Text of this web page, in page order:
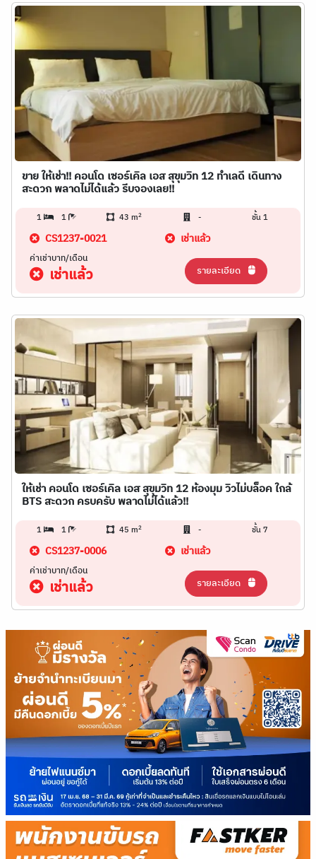
ขาย ให้เช่า!! คอนโด เซอร์เคิล เอส สุขุมวิท 12 ทำเลดี เดินทาง
สะดวก พลาดไม่ได้แล้ว รีบจองเลย!!
1 1 43 m2 - ชั้น 1
CS1237-0021 เช่าแล้ว
ค่าเช่าบาท/เดือน
เช่าแล้ว รายละเอียด
ให้เช่า คอนโด เซอร์เคิล เอส สุขุมวิท 12 ห้องมุม วิวไม่บล็อค ใกล้
BTS สะดวก ครบครับ พลาดไม่ได้แล้ว!!
1 1 45 m2 - ชั้น 7
CS1237-0006 เช่าแล้ว
ค่าเช่าบาท/เดือน
เช่าแล้ว รายละเอียด